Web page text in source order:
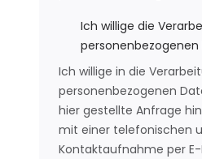
Ich willige die
personenbezogenen
Ich willige in die
personenbezogenen
hier gestellte Anfrage
mit einer telefonischen
Kontaktaufnahme per